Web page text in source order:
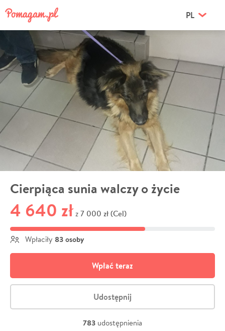
PL
Cierpiąca sunia walczy o życie
4 640 zł z 7 000 zł (Cel)
Wpłaciły 83 osoby
Wpłać teraz
Udostępnij
783 udostępnienia